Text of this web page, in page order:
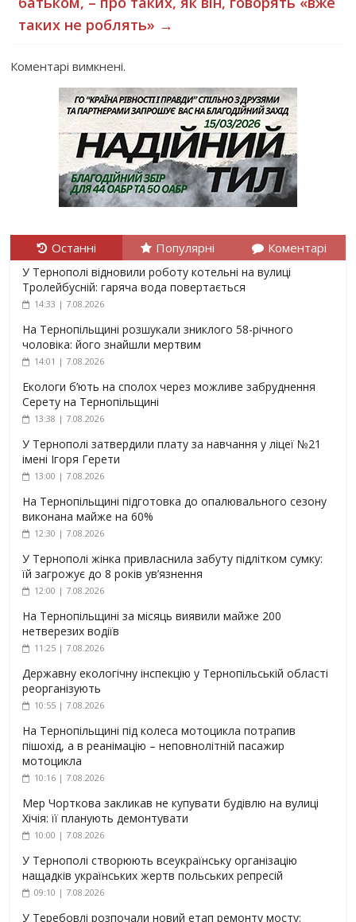
таких не роблять» →
Коментарі вимкнені.
Останні Популярні Коментарі
У Тернополі відновили роботу котельні на вулиці
Тролейбусній: гаряча вода повертається
14:33 | 7.08.2026
На Тернопільщині розшукали зниклого 58-річного
чоловіка: його знайшли мертвим
14:01 | 7.08.2026
Екологи б’ють на сполох через можливе забруднення
Серету на Тернопільщині
13:38 | 7.08.2026
У Тернополі затвердили плату за навчання у ліцеї №21
імені Ігоря Герети
13:00 | 7.08.2026
На Тернопільщині підготовка до опалювального сезону
виконана майже на 60%
12:30 | 7.08.2026
У Тернополі жінка привласнила забуту підлітком сумку:
їй загрожує до 8 років ув’язнення
12:00 | 7.08.2026
На Тернопільщині за місяць виявили майже 200
нетверезих водіїв
11:25 | 7.08.2026
Державну екологічну інспекцію у Тернопільській області
реорганізують
10:55 | 7.08.2026
На Тернопільщині під колеса мотоцикла потрапив
пішохід, а в реанімацію – неповнолітній пасажир
мотоцикла
10:16 | 7.08.2026
Мер Чорткова закликав не купувати будівлю на вулиці
Хічія: її планують демонтувати
10:00 | 7.08.2026
У Тернополі створюють всеукраїнську організацію
нащадків українських жертв польських репресій
09:10 | 7.08.2026
У Теребовлі розпочали новий етап ремонту мосту: